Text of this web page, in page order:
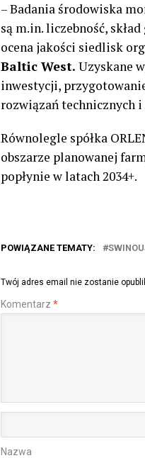
– Badania środowiska
są m.in. liczebność,
ocena jakości siedlisk
Baltic West. Uzyskane
inwestycji,
rozwiązań technicznych
Równolegle spółka
obszarze planowanej
popłynie w latach 2034+.
POWIĄZANE TEMATY:
Twój adres email nie zostanie
Komentarz *
Nazwa